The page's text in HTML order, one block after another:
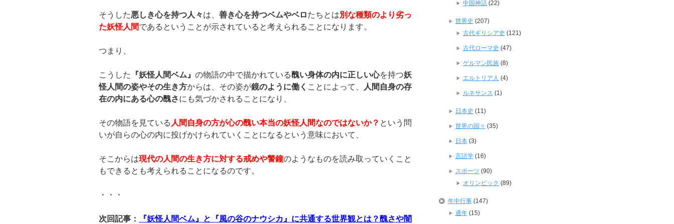
そうした悪しき心を持つ人々は、 善き心を持つベムやベロたちとは別な種類のより劣っ
た妖怪人間であるということが示されていると考えられることになります。
つまり、
こうした 『妖怪人間ベム』 の物語の中で描かれている醜い身体の内に正しい心を持つ妖
怪人間の姿やその生き方からは、その姿が鏡のように働く ことによって、
人間自身の存
在の内にある心の醜さにも気づかされることになり、
その物語を見ている 人間自身の方が心の醜い本当の妖怪人間なのではないか？ という問
いが自らの心の内に投げかけられていくことになるという意味において、
そこからは現代の人間の生き方に対する戒めや警鐘のようなものを読み取っていくこと
もできるとも考えられることになるのです。
・・・
次回記事： 『妖怪人間ベム』と『風の谷のナウシカ』に共通する世界観とは？醜さや闇
中国神話(22)
世界史 (207)
古代ギリシア史 (121)
古代ローマ史 (47)
ゲルマン民族(8)
エルトリア人 (4)
ルネサンス (1)
日本史 (11)
世界の国々 (35)
日本(3)
言語学(16)
スポーツ (90)
オリンピック (89)
年中行事(147)
通年(15)